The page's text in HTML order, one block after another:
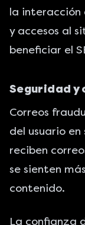
la interacción
y accesos al
beneficiar el
Seguridad y
Correos
del usuario en
reciben
se sienten
contenido.
La confianza